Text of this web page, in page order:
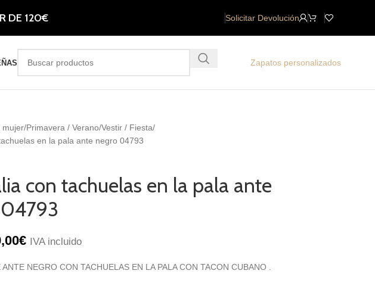
DE 120€ Solicitar Devolución
Zapatos personalizados
mujer Primavera / Verano Vestir / Fiesta
en la pala ante negro 04793
con tachuelas en la pala ante
€ IVA incluido
ANTE NEGRO CON TACHUELAS EN LA PALA CON TACON CUBANO .